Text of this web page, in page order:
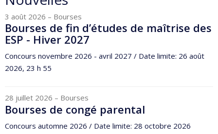
3 août 2026 – Bourses
Bourses de fin d’études de maîtrise des
ESP - Hiver 2027
Concours novembre 2026 - avril 2027 / Date limite: 26 août
2026, 23 h 55
28 juillet 2026 – Bourses
Bourses de congé parental
Concours automne 2026 / Date limite: 28 octobre 2026